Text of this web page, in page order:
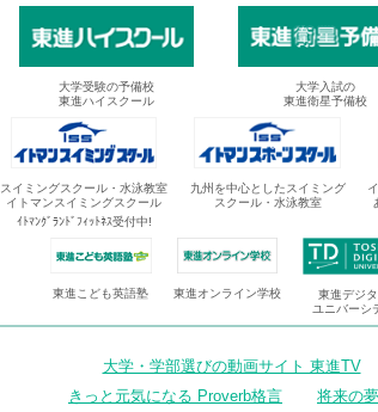
大学受験の予備校
東進ハイスクール
大学入試の
東進衛星予備校
スイミングスクール・水泳教室
イトマンスイミングスクール
ｲﾄﾏﾝｸﾞﾗﾝﾄﾞﾌｨｯﾄﾈｽ受付中!
九州を中心としたスイミング
スクール・水泳教室
東進こども英語塾 東進オンライン学校
東進デジ
ユニバーシ
大学・学部選びの動画サイト 東進TV
きっと元気になる Proverb格言
将来の